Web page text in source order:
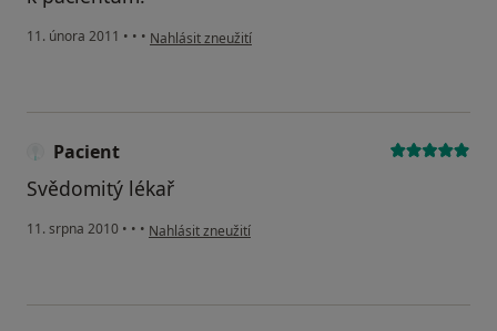
11. února 2011 • • • podle názoru uživatele Pacient
Nahlásit zneužití
Pacient
Svědomitý lékař
11. srpna 2010 • • • podle názoru uživatele Pacient
Nahlásit zneužití